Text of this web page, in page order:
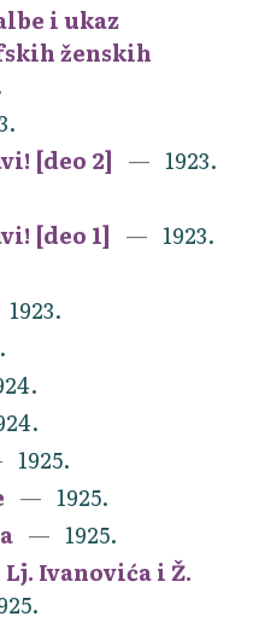
i ukaz
ženskih
[deo 2]
1923.
[deo 1]
1923.
1923.
1925.
1925.
1925.
Ivanovića i Ž.